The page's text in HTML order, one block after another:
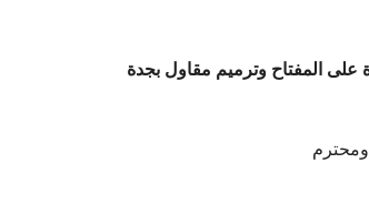
المفتاح وترميم مقاول بجدة